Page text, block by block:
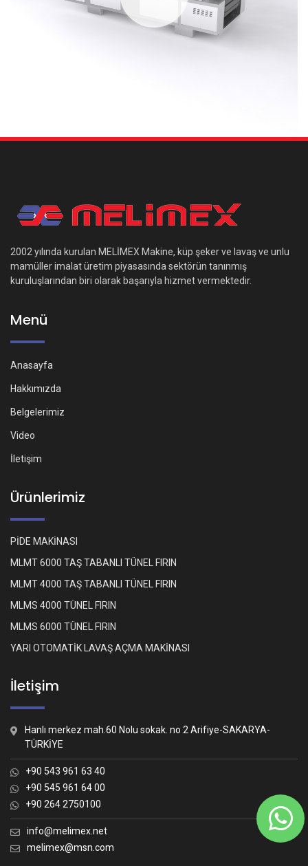
2002 yılında kurulan MELİMEX Makine, küp şeker ve lavaş ve unlu
mamüller imalat üretim piyasasında sektörün tanınmış
kuruluşlarından biri olarak başarıyla hizmet vermektedir.
Menü
Anasayfa
Hakkımızda
Belgelerimiz
Video
İletişim
Ürünlerimiz
PİDE MAKİNASI
MLMT 6000 TAŞ TABANLI TÜNEL FIRIN
MLMT 4000 TAŞ TABANLI TÜNEL FIRIN
MLMS 4000 TÜNEL FIRIN
MLMS 6000 TÜNEL FIRIN
YARI OTOMATİK LAVAŞ AÇMA MAKİNASI
İletişim
Hanlı merkez mah.60 Nolu sokak. no 2 Arifiye-SAKARYA-
TÜRKİYE
+90 543 961 63 40
+90 545 961 64 00
+90 264 2750100
info@melimex.net
melimex@msn.com
Nasıl yardımcı olabiliriz?